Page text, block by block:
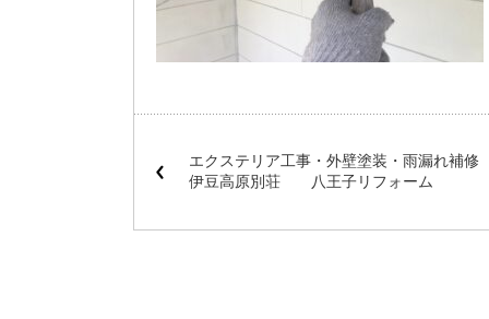
エクステリア工事・外壁塗装・雨漏れ補
伊豆高原別荘 八王子リフォーム